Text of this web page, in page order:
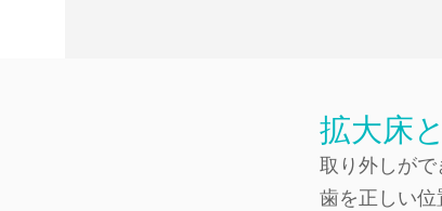
拡大床
取り外しがで
歯を正しい